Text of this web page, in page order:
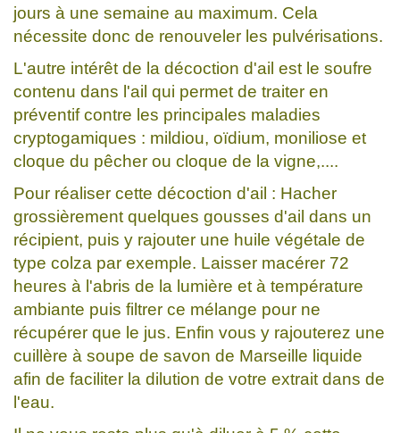
jours à une semaine au maximum. Cela
nécessite donc de renouveler les pulvérisations.
L'autre intérêt de la décoction d'ail est le soufre
contenu dans l'ail qui permet de traiter en
préventif contre les principales maladies
cryptogamiques : mildiou, oïdium, moniliose et
cloque du pêcher ou cloque de la vigne,....
Pour réaliser cette décoction d'ail : Hacher
grossièrement quelques gousses d'ail dans un
récipient, puis y rajouter une huile végétale de
type colza par exemple. Laisser macérer 72
heures à l'abris de la lumière et à température
ambiante puis filtrer ce mélange pour ne
récupérer que le jus. Enfin vous y rajouterez une
cuillère à soupe de savon de Marseille liquide
afin de faciliter la dilution de votre extrait dans de
l'eau.